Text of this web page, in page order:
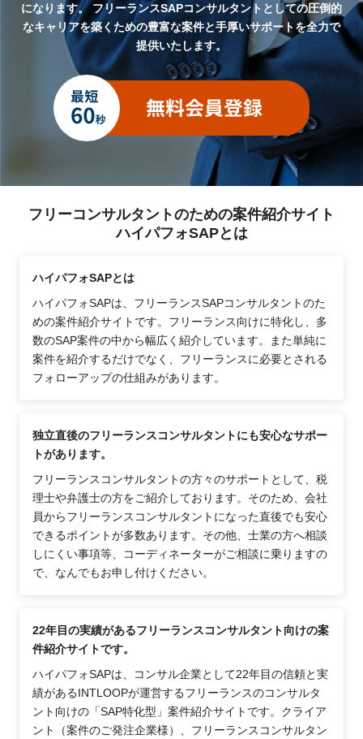
合によっては、PMの代わりも担う
管理型PMO
会議運営、部門間調整、課題解決等を実行し、PJの推進
を担う
PJで決めたルールを守る・守らせる
支援型PMO
WBSや課題管理表等の管理資料のメンテナンス作業を担
務も担当する
PMOでは上記の3分類に基づき、各種案件で求めらる
PMOの種類を記載しておりますので是非ご確認くださ
い。
「PMサポート / PM代行」のフリーランスPMOコンサル
タントのスキル・キャリアについて
す。これはどのようなPMOの案件・PJにアサインされた
としても求められるスキルになります。
・プロジェクト全体の進捗管理能力（プロジェクトマネジ
メント）
PMOコンサルタントに最も必要なスキルは、進捗管理能
力です。納期の遅れやコストの超過を防ぐため、常にプロ
ジェクトを俯瞰して進捗状況を正確に把握し、状況の可視
化を行い、細かい課題を見落とさないで対策を取ることが
しかしながら、1998年にPMBOKが日本に展開されてか
ら、2000年代にPMOのノウハウが精緻化され必要性が浸
透し、2010年代には特別なスキルではなくプロジェクト
型従事者が、昇格していく際の必須スキルの１つになり、
2020年代、プロジェクトマネジメントのスキルは特別な
モノではなく、既にコモディティ化していると認識してい
例）
・ワークフローシステム構築支援（PM補佐）/製造業
フルリモート（初日のみPC貸与のため出社）
・金融機関向けのシステム設計・業務設計(PM)/情報通信
サービス業
一部リモート（週2でリモート）
になります。フリーランスSAPコンサルタントとしての圧倒的
なキャリアを築くための豊富な案件と手厚いサポートを全力で
提供いたします。
フリーコンサルタントのための案件紹介サイト
ハイパフォSAPとは
ハイパフォSAPとは
ハイパフォSAPは、フリーランスSAPコンサルタントのた
めの案件紹介サイトです。フリーランス向けに特化し、多
数のSAP案件の中から幅広く紹介しています。また単純に
案件を紹介するだけでなく、フリーランスに必要とされる
フォローアップの仕組みがあります。
独立直後のフリーランスコンサルタントにも安心なサポー
トがあります。
フリーランスコンサルタントの方々のサポートとして、税
理士や弁護士の方をご紹介しております。そのため、会社
員からフリーランスコンサルタントになった直後でも安心
できるポイントが多数あります。その他、士業の方へ相談
しにくい事項等、コーディネーターがご相談に乗りますの
で、なんでもお申し付けください。
22年目の実績があるフリーランスコンサルタント向けの案
件紹介サイトです。
ハイパフォSAPは、コンサル企業として22年目の信頼と実
績があるINTLOOPが運営するフリーランスのコンサルタ
ント向けの「SAP特化型」案件紹介サイトです。クライア
ント（案件のご発注企業様）、フリーランスコンサルタン